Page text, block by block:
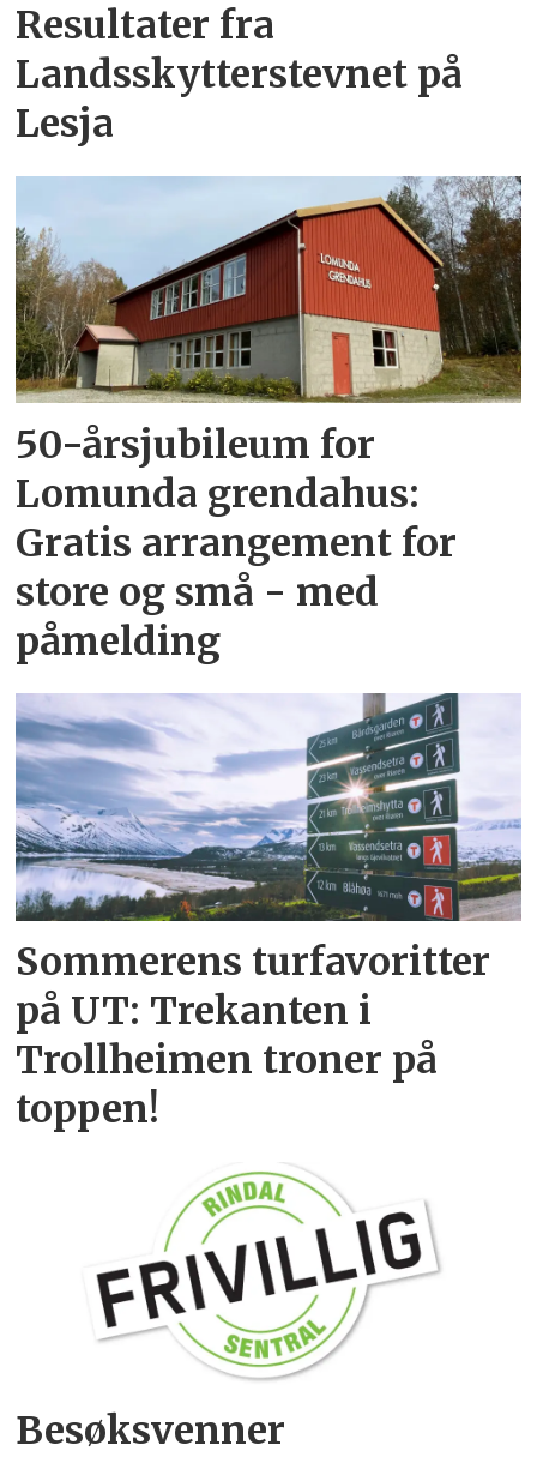
Resultater fra
Landsskytterstevnet på
Lesja
50-årsjubileum for
Lomunda grendahus:
Gratis arrangement for
store og små - med
påmelding
Sommerens turfavoritter
på UT: Trekanten i
Trollheimen troner på
toppen!
Besøksvenner